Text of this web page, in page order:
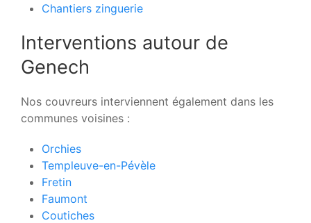
Chantiers zinguerie
Interventions autour de
Genech
Nos couvreurs interviennent également dans les
communes voisines :
Orchies
Templeuve-en-Pévèle
Fretin
Faumont
Coutiches